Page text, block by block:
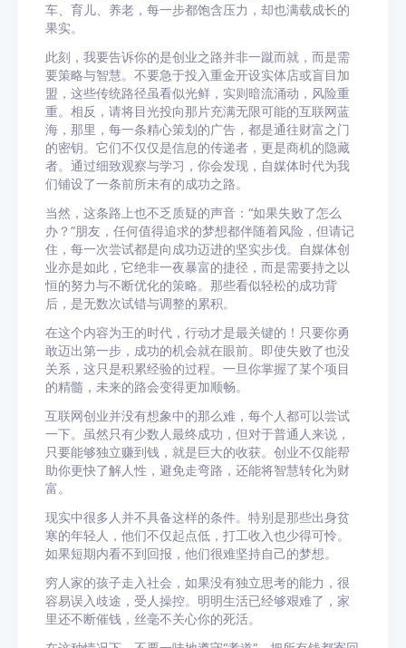
车、育儿、养老，每一步都饱含压力，却也满载成长的
果实。
此刻，我要告诉你的是创业之路并非一蹴而就，而是需
要策略与智慧。不要急于投入重金开设实体店或盲目加
盟，这些传统路径虽看似光鲜，实则暗流涌动，风险重
重。相反，请将目光投向那片充满无限可能的互联网蓝
海，那里，每一条精心策划的广告，都是通往财富之门
的密钥。它们不仅仅是信息的传递者，更是商机的隐藏
者。通过细致观察与学习，你会发现，自媒体时代为我
们铺设了一条前所未有的成功之路。
当然，这条路上也不乏质疑的声音：“如果失败了怎么
办？”朋友，任何值得追求的梦想都伴随着风险，但请记
住，每一次尝试都是向成功迈进的坚实步伐。自媒体创
业亦是如此，它绝非一夜暴富的捷径，而是需要持之以
恒的努力与不断优化的策略。那些看似轻松的成功背
后，是无数次试错与调整的累积。
在这个内容为王的时代，行动才是最关键的！只要你勇
敢迈出第一步，成功的机会就在眼前。即使失败了也没
关系，这只是积累经验的过程。一旦你掌握了某个项目
的精髓，未来的路会变得更加顺畅。
互联网创业并没有想象中的那么难，每个人都可以尝试
一下。虽然只有少数人最终成功，但对于普通人来说，
只要能够独立赚到钱，就是巨大的收获。创业不仅能帮
助你更快了解人性，避免走弯路，还能将智慧转化为财
富。
现实中很多人并不具备这样的条件。特别是那些出身贫
寒的年轻人，他们不仅起点低，打工收入也少得可怜。
如果短期内看不到回报，他们很难坚持自己的梦想。
穷人家的孩子走入社会，如果没有独立思考的能力，很
容易误入歧途，受人操控。明明生活已经够艰难了，家
里还不断催钱，丝毫不关心你的死活。